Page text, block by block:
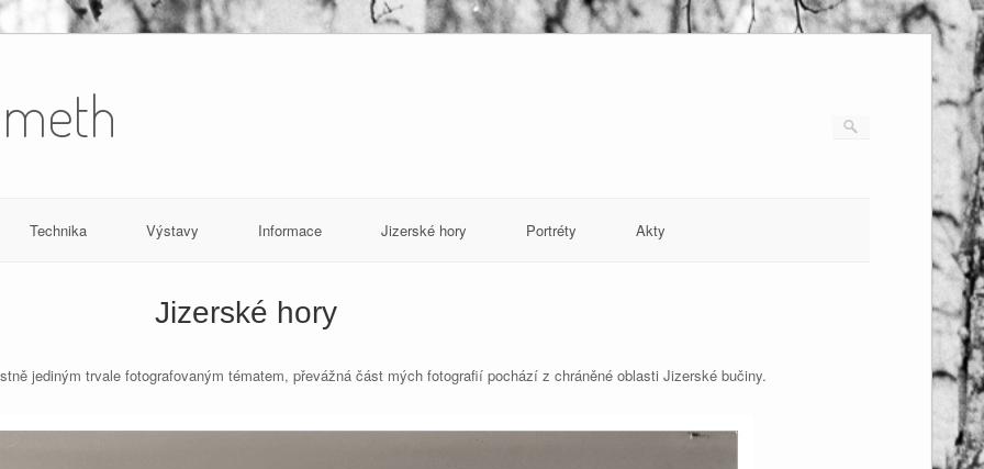
Technika Výstavy Informace Jizerské hory Portréty Akty
Jizerské hory
jediným trvale fotografovaným tématem, převážná část mých fotografií pochází z chráněné oblasti Jizerské bučiny.